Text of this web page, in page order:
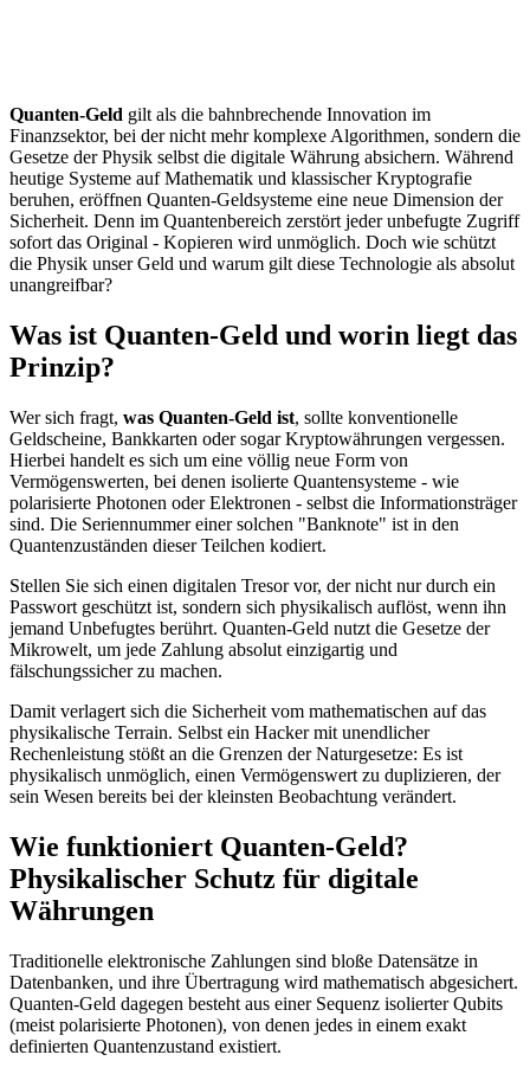
Quanten-Geld gilt als die bahnbrechende Innovation im
Finanzsektor, bei der nicht mehr komplexe Algorithmen, sondern die
Gesetze der Physik selbst die digitale Währung absichern. Während
heutige Systeme auf Mathematik und klassischer Kryptografie
beruhen, eröffnen Quanten-Geldsysteme eine neue Dimension der
Sicherheit. Denn im Quantenbereich zerstört jeder unbefugte Zugriff
sofort das Original - Kopieren wird unmöglich. Doch wie schützt
die Physik unser Geld und warum gilt diese Technologie als absolut
unangreifbar?
Was ist Quanten-Geld und worin liegt das
Prinzip?
Wer sich fragt, was Quanten-Geld ist, sollte konventionelle
Geldscheine, Bankkarten oder sogar Kryptowährungen vergessen.
Hierbei handelt es sich um eine völlig neue Form von
Vermögenswerten, bei denen isolierte Quantensysteme - wie
polarisierte Photonen oder Elektronen - selbst die Informationsträger
sind. Die Seriennummer einer solchen "Banknote" ist in den
Quantenzuständen dieser Teilchen kodiert.
Stellen Sie sich einen digitalen Tresor vor, der nicht nur durch ein
Passwort geschützt ist, sondern sich physikalisch auflöst, wenn ihn
jemand Unbefugtes berührt. Quanten-Geld nutzt die Gesetze der
Mikrowelt, um jede Zahlung absolut einzigartig und
fälschungssicher zu machen.
Damit verlagert sich die Sicherheit vom mathematischen auf das
physikalische Terrain. Selbst ein Hacker mit unendlicher
Rechenleistung stößt an die Grenzen der Naturgesetze: Es ist
physikalisch unmöglich, einen Vermögenswert zu duplizieren, der
sein Wesen bereits bei der kleinsten Beobachtung verändert.
Wie funktioniert Quanten-Geld?
Physikalischer Schutz für digitale
Währungen
Traditionelle elektronische Zahlungen sind bloße Datensätze in
Datenbanken, und ihre Übertragung wird mathematisch abgesichert.
Quanten-Geld dagegen besteht aus einer Sequenz isolierter Qubits
(meist polarisierte Photonen), von denen jedes in einem exakt
definierten Quantenzustand existiert.